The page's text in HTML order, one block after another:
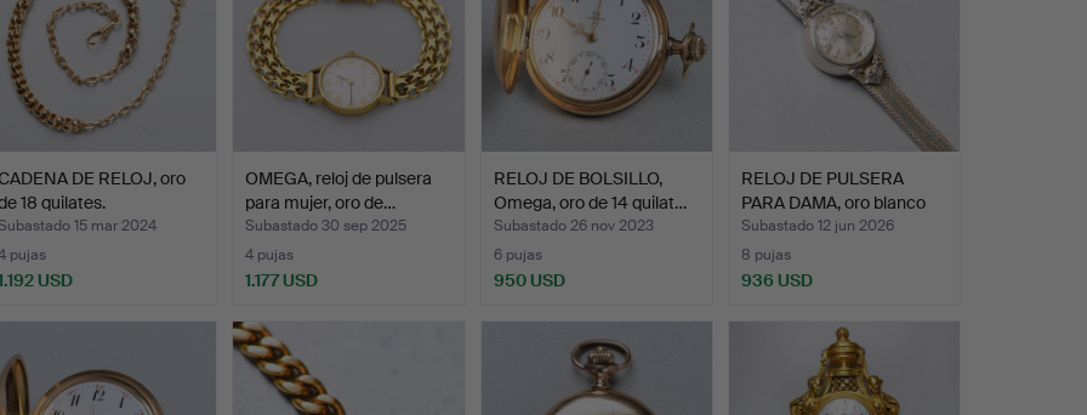
DE RELOJ, oro
18 quilates.
15 mar 2024
pujas
USD
OMEGA, reloj de pulsera
para mujer, oro de…
Subastado 30 sep 2025
4 pujas
1.177 USD
RELOJ DE BOLSILLO,
Omega, oro de 14 quilat…
Subastado 26 nov 2023
6 pujas
950 USD
RELOJ DE PULSERA
PARA DAMA, oro blanco
de …
Subastado 12 jun 2026
8 pujas
936 USD